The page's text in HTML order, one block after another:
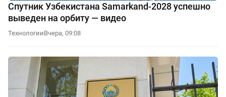
Спутник Узбекистана Samarkand-2028 успешно
выведен на орбиту — видео
ТехнологииВчера, 09:08